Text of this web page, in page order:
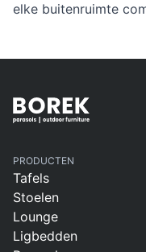
Nieuws
Werken bij
Over ons
Taalkeuze
elke buitenruimte
PRODUCTEN
Tafels
Stoelen
Lounge
Ligbedden